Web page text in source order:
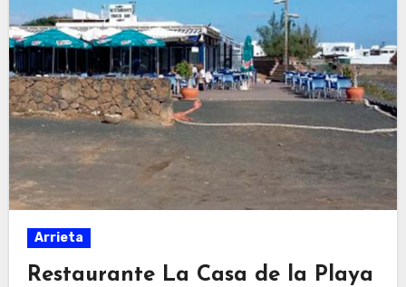
Arrieta
Restaurante La Casa de la Playa